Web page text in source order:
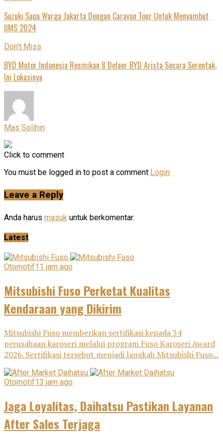
Suzuki Sapa Warga Jakarta Dengan Caravan Tour Untuk Menyambut
IIMS 2024
Don't Miss
BYD Motor Indonesia Resmikan 8 Delaer BYD Arista Secara Serentak,
Ini Lokasinya
Mas Solihin
Click to comment
You must be logged in to post a comment Login
Leave a Reply
Anda harus masuk untuk berkomentar.
Latest
Otomotif11 jam ago
Mitsubishi Fuso Perketat Kualitas
Kendaraan yang Dikirim
Mitsubishi Fuso memberikan sertifikasi kepada 34
perusahaan karoseri melalui program Fuso Karoseri Award
2026. Sertifikasi tersebut menjadi langkah Mitsubishi Fuso...
Otomotif13 jam ago
Jaga Loyalitas, Daihatsu Pastikan Layanan
After Sales Terjaga